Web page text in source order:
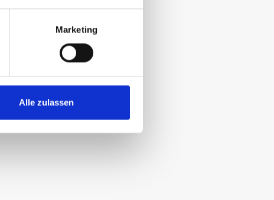
Marketing
Alle zulassen